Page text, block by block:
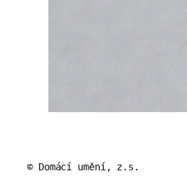
© Domácí umění, z.s.